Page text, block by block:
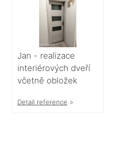
Jan - realizace
interiérových dveří
včetně obložek
Detail reference >